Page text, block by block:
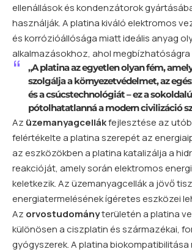
ellenállások és kondenzátorok
használják. A platina kiváló elektromos
és korrózióállósága miatt ideális anyag
alkalmazásokhoz, ahol megbízhatóságra
„A platina az egyetlen olyan fém,
szolgálja a környezetvédelmet, az
és a csúcstechnológiát – ez a
pótolhatatlanná a modern civilizáció
Az üzemanyagcellákfejlesztése az
felértékelte a platina szerepét az
az eszközökben a platina katalizálja a
reakcióját, amely során elektromos
keletkezik. Az üzemanyagcellák a jövő
energiatermelésének ígéretes eszközei
Az orvostudományterületén a platina
különösen a ciszplatin és származékai,
gyógyszerek. A platina